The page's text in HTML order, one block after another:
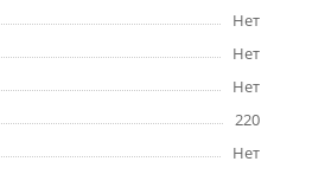
Нет
Нет
Нет
220
Нет